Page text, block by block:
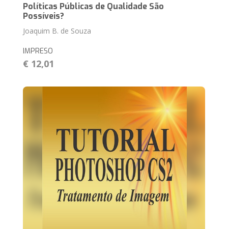
Políticas Públicas de Qualidade São
Possíveis?
Joaquim B. de Souza
IMPRESO
€ 12,01